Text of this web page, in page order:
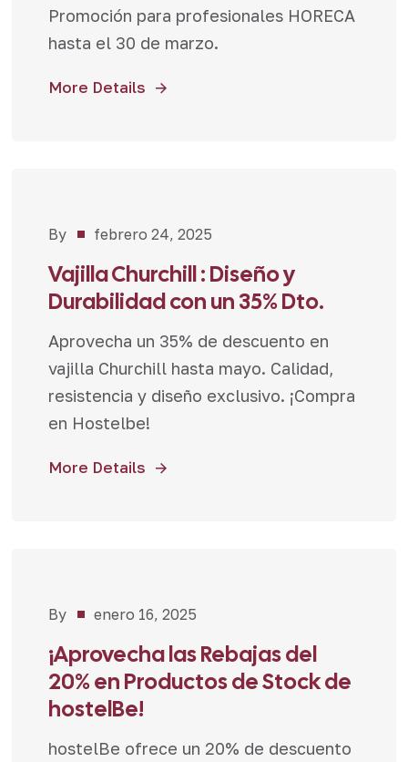
Promoción para profesionales HORECA
hasta el 30 de marzo.
More Details
Novedades,
Promociones
By febrero 24, 2025
Vajilla Churchill : Diseño y
Durabilidad con un 35% Dto.
Aprovecha un 35% de descuento en
vajilla Churchill hasta mayo. Calidad,
resistencia y diseño exclusivo. ¡Compra
en Hostelbe!
More Details
Noticias,
Novedades,
Promociones
By enero 16, 2025
¡Aprovecha las Rebajas del
20% en Productos de Stock de
hostelBe!
hostelBe ofrece un 20% de descuento